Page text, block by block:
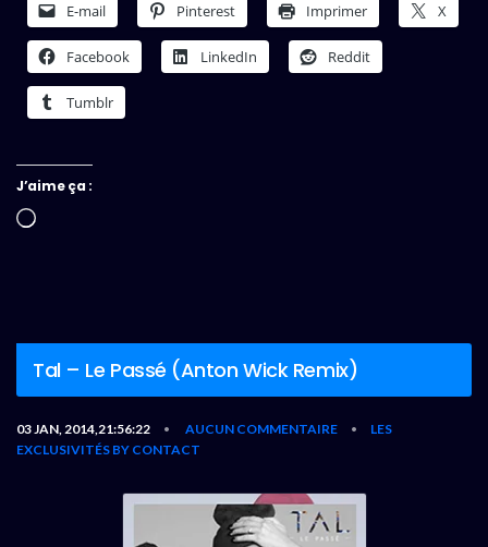
E-mail Pinterest Imprimer X
Facebook LinkedIn Reddit
Tumblr
J’aime ça :
Chargement…
Tal – Le Passé (Anton Wick Remix)
03 JAN, 2014,21:56:22 • AUCUN COMMENTAIRE •
LES
EXCLUSIVITÉS BY CONTACT